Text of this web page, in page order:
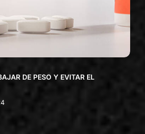
DE PESO Y EVITAR EL